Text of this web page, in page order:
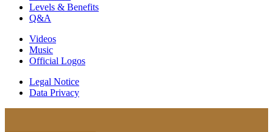
Levels & Benefits
Q&A
Videos
Music
Official Logos
Legal Notice
Data Privacy